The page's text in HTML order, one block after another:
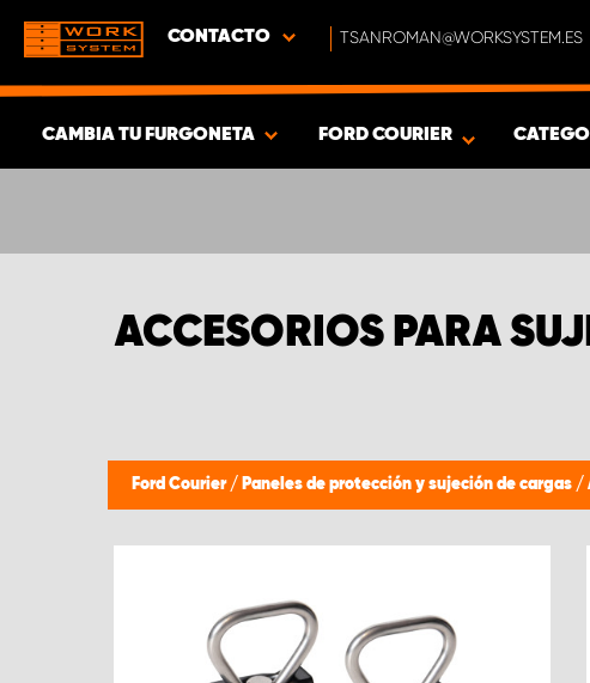
CONTACTO TSANROMAN@WORKSYSTEM.ES
CAMBIA TU FURGONETA
PRODUCTOS
FORD COURIER
ACCESORIOS PARA
Ford Courier / Paneles de protección y sujeción de cargas /